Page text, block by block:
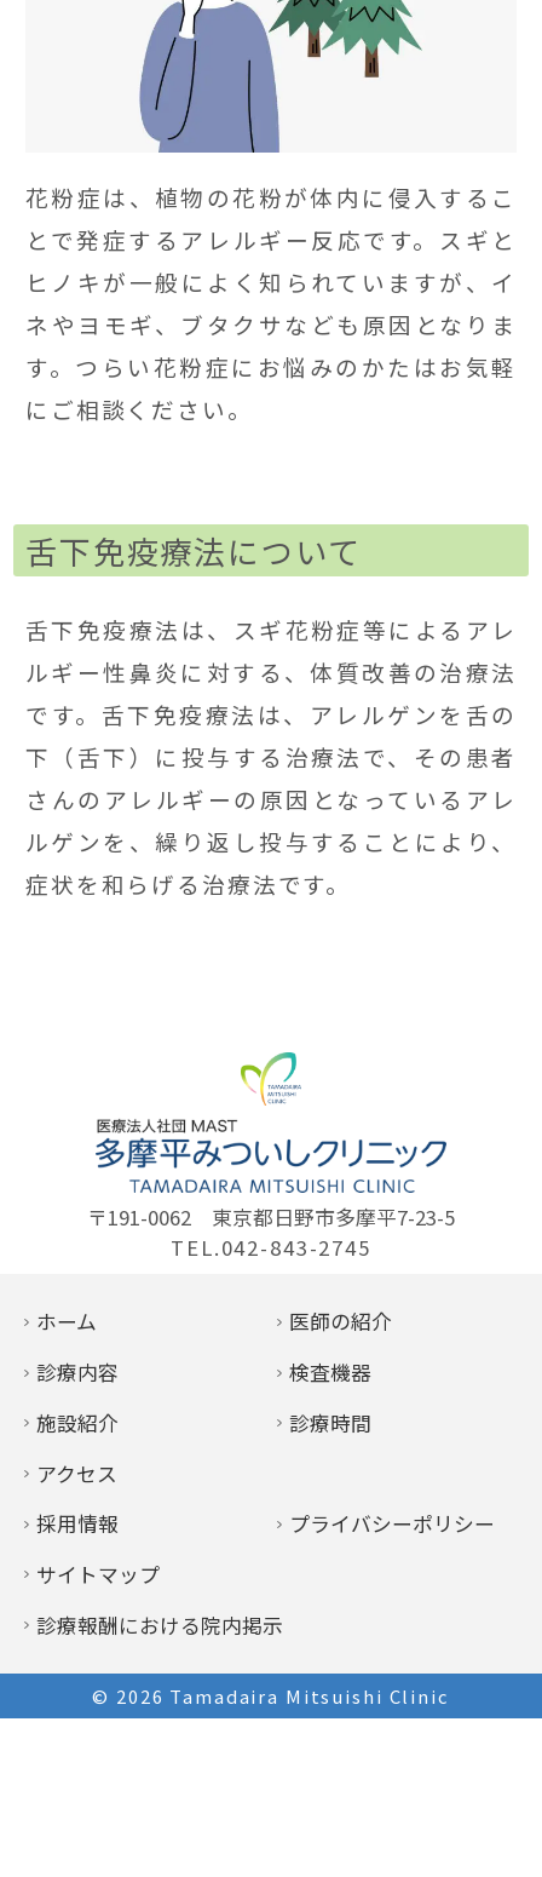
花粉症は、植物の花粉が体内に侵入するこ
とで発症するアレルギー反応です。スギと
ヒノキが一般によく知られていますが、イ
ネやヨモギ、ブタクサなども原因となりま
す。つらい花粉症にお悩みのかたはお気軽
にご相談ください。
舌下免疫療法について
舌下免疫療法は、スギ花粉症等によるアレ
ルギー性鼻炎に対する、体質改善の治療法
です。舌下免疫療法は、アレルゲンを舌の
下（舌下）に投与する治療法で、その患者
さんのアレルギーの原因となっているアレ
ルゲンを、繰り返し投与することにより、
症状を和らげる治療法です。
〒191-0062
東京都日野市多摩平7-23-5
TEL.042-843-2745
ホーム
医師の紹介
診療内容
検査機器
施設紹介
診療時間
アクセス
採用情報
プライバシーポリシー
サイトマップ
診療報酬における院内掲示
© 2026 Tamadaira Mitsuishi Clinic